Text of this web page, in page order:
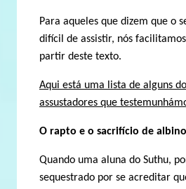
Para aqueles que dizem que o
difícil de assistir, nós
partir deste texto.
Aqui está uma lista de alguns
assustadores que
O rapto e o sacrifício de
Quando uma aluna do Suthu,
sequestrado por se acreditar